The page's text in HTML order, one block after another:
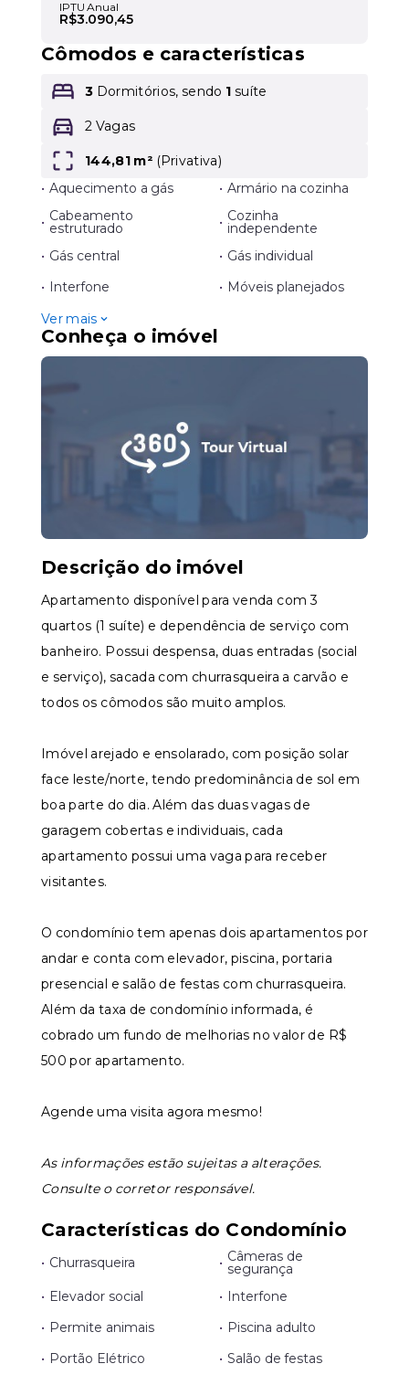
IPTU Anual
R$3.090,45
Cômodos e características
3 Dormitórios, sendo 1 suíte
2 Vagas
144,81 m² (Privativa)
• Aquecimento a gás • Armário na cozinha
• Cabeamento
estruturado • Cozinha
independente
• Gás central • Gás individual
• Interfone • Móveis planejados
Ver mais
Conheça o imóvel
Descrição do imóvel
Apartamento disponível para venda com 3
quartos (1 suíte) e dependência de serviço com
banheiro. Possui despensa, duas entradas (social
e serviço), sacada com churrasqueira a carvão e
todos os cômodos são muito amplos.
Imóvel arejado e ensolarado, com posição solar
face leste/norte, tendo predominância de sol em
boa parte do dia. Além das duas vagas de
garagem cobertas e individuais, cada
apartamento possui uma vaga para receber
visitantes.
O condomínio tem apenas dois apartamentos por
andar e conta com elevador, piscina, portaria
presencial e salão de festas com churrasqueira.
Além da taxa de condomínio informada, é
cobrado um fundo de melhorias no valor de R$
500 por apartamento.
Agende uma visita agora mesmo!
As informações estão sujeitas a alterações.
Consulte o corretor responsável.
Características do Condomínio
• Churrasqueira • Câmeras de
segurança
• Elevador social • Interfone
• Permite animais • Piscina adulto
• Portão Elétrico • Salão de festas